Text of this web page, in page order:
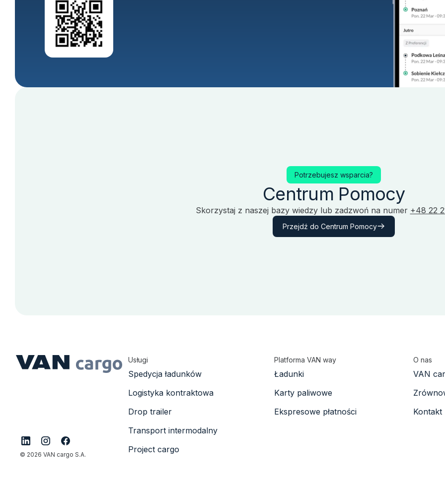
Potrzebujesz wsparcia?
Centrum Pomocy
Skorzystaj z naszej bazy wiedzy lub zadzwoń na numer +48 22
Przejdź do Centrum Pomocy
© 2026 VAN cargo S.A.
Usługi
Spedycja ładunków
Logistyka kontraktowa
Drop trailer
Transport intermodalny
Project cargo
Platforma VAN way
Ładunki
Karty paliwowe
Ekspresowe płatności
O nas
VAN
Kontakt